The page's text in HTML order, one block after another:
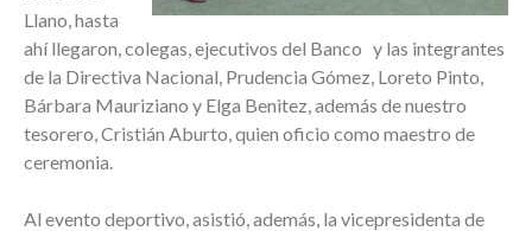
Llano, hasta
ahí llegaron, colegas, ejecutivos del Banco y las integrantes
de la Directiva Nacional, Prudencia Gómez, Loreto Pinto,
Bárbara Mauriziano y Elga Benitez, además de nuestro
tesorero, Cristián Aburto, quien oficio como maestro de
ceremonia.
Al evento deportivo, asistió, además, la vicepresidenta de